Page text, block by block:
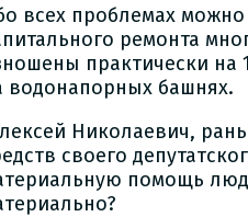
всех проблемах
ремонта
практически на
водонапорных башнях.
Николаевич,
своего
помощь